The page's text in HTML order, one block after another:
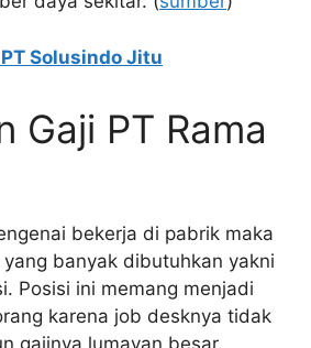
Solusindo Jitu
Gaji PT Rama
bekerja di pabrik maka
banyak dibutuhkan yakni
Posisi ini memang menjadi
karena job desknya tidak
gajinya lumayan besar.